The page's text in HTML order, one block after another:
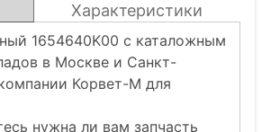
1654640K00 с каталожным
в Москве и Санкт-
Корвет-М для
нужна ли вам запчасть
Характеристики